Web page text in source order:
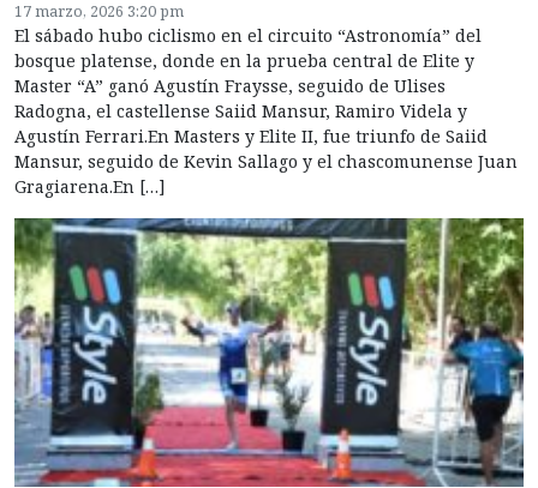
17 marzo, 2026 3:20 pm
El sábado hubo ciclismo en el circuito “Astronomía” del
bosque platense, donde en la prueba central de Elite y
Master “A” ganó Agustín Fraysse, seguido de Ulises
Radogna, el castellense Saiid Mansur, Ramiro Videla y
Agustín Ferrari.En Masters y Elite II, fue triunfo de Saiid
Mansur, seguido de Kevin Sallago y el chascomunense Juan
Gragiarena.En […]